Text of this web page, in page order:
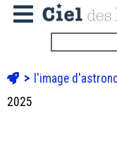
l'image
2025